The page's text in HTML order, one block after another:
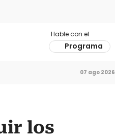
Hable con el
Programa
07 ago 2026
los